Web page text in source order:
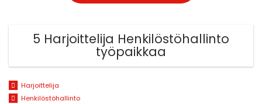
5 Harjoittelija Henkilöstöhallinto
työpaikkaa
Harjoittelija
Henkilöstöhallinto